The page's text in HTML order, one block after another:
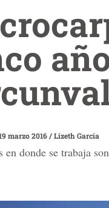
marzo 2016/Lizeth García
en donde se trabaja